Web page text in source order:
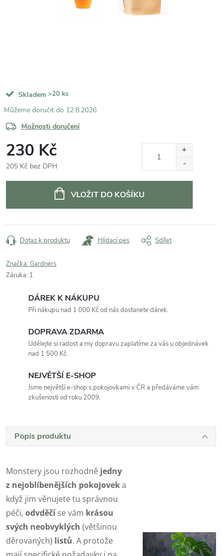
Skladem >20 ks
12.8.2026
Možnosti doručení
230 Kč
205 Kč bez DPH
VLOŽIT DO KOŠÍKU
Dotaz k produktu Hlídací pes Sdílet
Značka: Gardners
Záruka: 1
DÁREK K NÁKUPU
Při nákupu nad 1 000 Kč od nás dostanete dárek.
DOPRAVA ZDARMA
Udělejte si radost a my dopravu zaplatíme za vás u objednávek
nad 1 500 Kč.
NEJVĚTŠÍ E-SHOP
Jsme největší e-shop s pokojovkami v ČR a předáváme vám
zkušenosti od roku 2009.
Popis produktu
Monstery jsou rozhodně jedny
z nejoblíbenějších pokojoveka
když jim věnujete tu správnou
péči, odvděčíse vám krásou
svých neobvyklých (většinou
děrovaných) listů. A protože